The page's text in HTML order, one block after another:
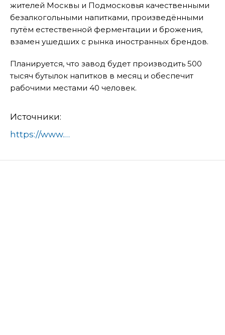
жителей Москвы и Подмосковья качественными
безалкогольными напитками, произведёнными
путём естественной ферментации и брожения,
взамен ушедших с рынка иностранных брендов.
Планируется, что завод будет производить 500
тысяч бутылок напитков в месяц и обеспечит
рабочими местами 40 человек.
Источники:
https://www.domod.ru/city/info/news/v_domodedovo_k_2026_godu_planiruetsya_postroit_zavod_po_proizvodstvu_bezalkogolnykh_napitkov/